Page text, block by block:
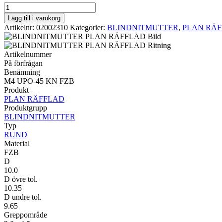
RUND
PLAN
RÄFFLAD
M4
UPO-
45
KN
FZB
mängd
Lägg till i varukorg
Artikelnr: 02002310 Kategorier: BLINDNITMUTTER, PLAN
Artikelnummer
På förfrågan
Benämning
M4 UPO-45 KN FZB
Produkt
PLAN RÄFFLAD
Produktgrupp
BLINDNITMUTTER
Typ
RUND
Material
FZB
D
10.0
D övre tol.
10.35
D undre tol.
9.65
Greppområde